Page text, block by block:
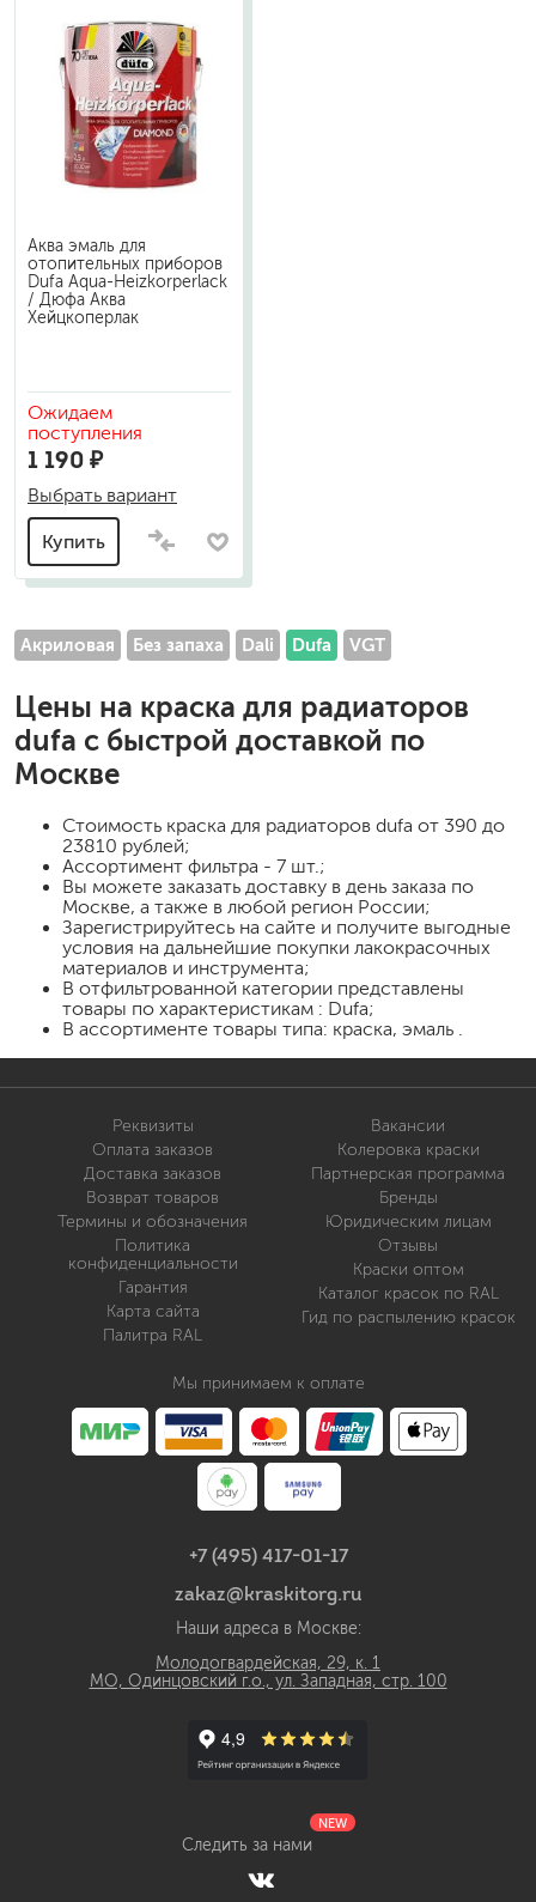
Аква эмаль для
отопительных приборов
Dufa Aqua-Heizkorperlack
/ Дюфа Аква
Хейцкоперлак
Ожидаем
поступления
1 190 ₽
Выбрать вариант
Купить
Акриловая Без запаха Dali Dufa VGT
Цены на краска для радиаторов
dufa с быстрой доставкой по
Москве
Стоимость краска для радиаторов dufa от 390 до
23810 рублей;
Ассортимент фильтра - 7 шт.;
Вы можете заказать доставку в день заказа по
Москве, а также в любой регион России;
Зарегистрируйтесь на сайте и получите выгодные
условия на дальнейшие покупки лакокрасочных
материалов и инструмента;
В отфильтрованной категории представлены
товары по характеристикам : Dufa;
В ассортименте товары типа: краска, эмаль .
Реквизиты
Оплата заказов
Доставка заказов
Возврат товаров
Термины и обозначения
Политика
конфиденциальности
Гарантия
Карта сайта
Палитра RAL
Вакансии
Колеровка краски
Партнерская программа
Бренды
Юридическим лицам
Отзывы
Краски оптом
Каталог красок по RAL
Гид по распылению красок
Мы принимаем к оплате
+7 (495) 417-01-17
zakaz@kraskitorg.ru
Наши адреса в Москве:
Молодогвардейская, 29, к. 1
МО, Одинцовский г.о., ул. Западная, стр. 100
Следить за нами
NEW